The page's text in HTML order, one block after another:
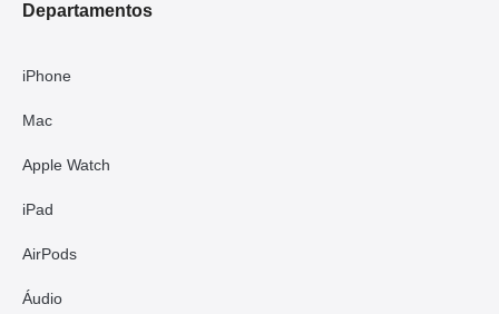
Departamentos
iPhone
Mac
Apple Watch
iPad
AirPods
Áudio